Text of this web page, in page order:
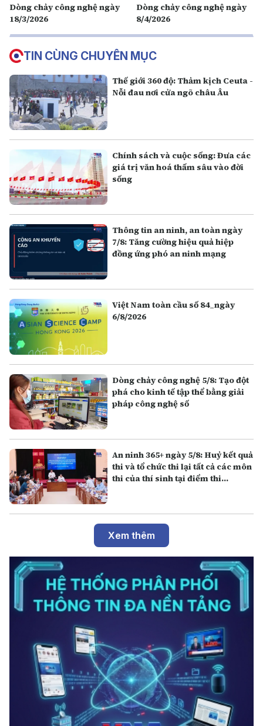
Dòng chảy công nghệ ngày
18/3/2026
Dòng chảy công nghệ ngày
8/4/2026
TIN CÙNG CHUYÊN MỤC
Thế giới 360 độ: Thảm kịch Ceuta -
Nỗi đau nơi cửa ngõ châu Âu
Chính sách và cuộc sống: Đưa các
giá trị văn hoá thấm sâu vào đời
sống
Thông tin an ninh, an toàn ngày
7/8: Tăng cường hiệu quả hiệp
đồng ứng phó an ninh mạng
Việt Nam toàn cầu số 84_ngày
6/8/2026
Dòng chảy công nghệ 5/8: Tạo đột
phá cho kinh tế tập thể bằng giải
pháp công nghệ số
An ninh 365+ ngày 5/8: Huỷ kết quả
thi và tổ chức thi lại tất cả các môn
thi của thí sinh tại điểm thi
Xem thêm